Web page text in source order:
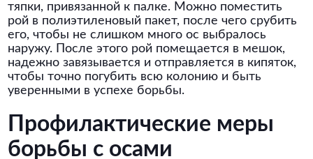
тяпки, привязанной к палке. Можно поместить
рой в полиэтиленовый пакет, после чего срубить
его, чтобы не слишком много ос выбралось
наружу. После этого рой помещается в мешок,
надежно завязывается и отправляется в кипяток,
чтобы точно погубить всю колонию и быть
уверенными в успехе борьбы.
Профилактические меры
борьбы с осами